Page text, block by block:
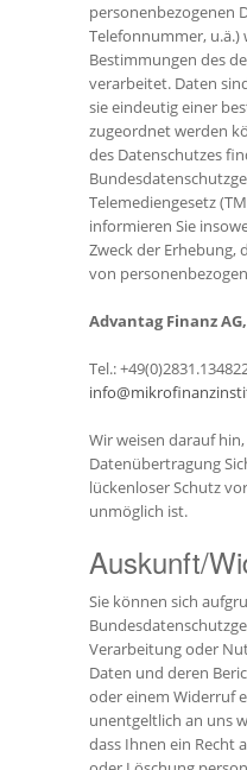
personenbezogenen
Telefonnummer,
Bestimmungen des
verarbeitet. Daten
sie eindeutig einer
zugeordnet werden
des Datenschutzes
Telemediengesetz
informieren Sie
Zweck der Erhebung,
von
Advantag Finanz
Tel.:
Wir weisen darauf
Datenübertragung
lückenloser Schutz
unmöglich ist.
Auskunft/
Sie können sich
Verarbeitung oder
Daten und deren
oder einem Widerruf
unentgeltlich an uns
dass Ihnen ein Recht